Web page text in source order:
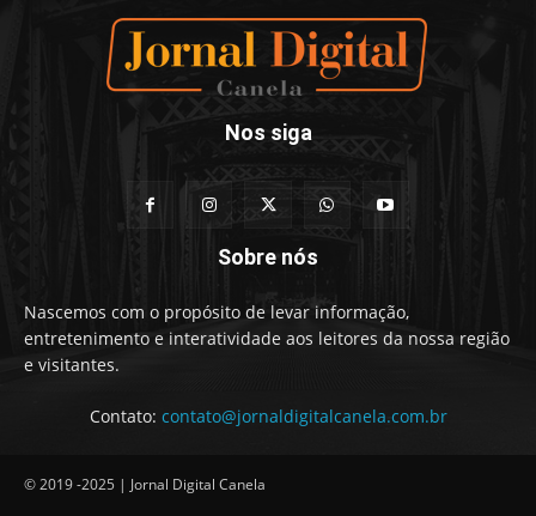
Nos siga
Sobre nós
Nascemos com o propósito de levar informação,
entretenimento e interatividade aos leitores da nossa região
e visitantes.
Contato: contato@jornaldigitalcanela.com.br
© 2019 -2025 | Jornal Digital Canela